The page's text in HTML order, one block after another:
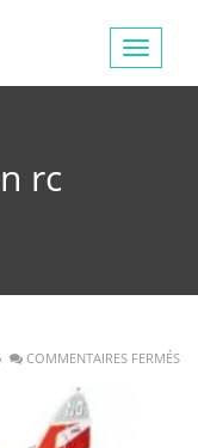
Toggle
rc
COMMENTAIRES FERMÉS